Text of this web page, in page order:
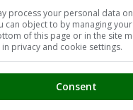
von vielen
Medien
gemacht hat, in
Firmen,
die
Vielfälltigkeit
zu präsentieren.
Bevölkerung einen
process your personal data
can object to by managing
of this page or in the site
privacy and cookie settings.
Consent